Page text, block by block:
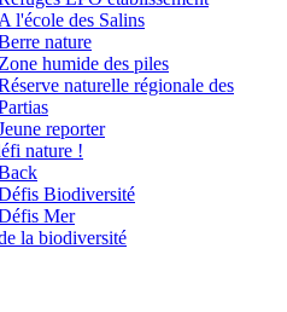
A l'école des Salins
nature
Zone humide des piles
naturelle régionale des
reporter
nature !
Biodiversité
Mer
la biodiversité